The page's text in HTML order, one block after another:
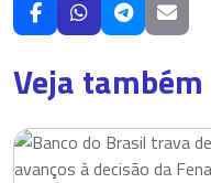
Veja também